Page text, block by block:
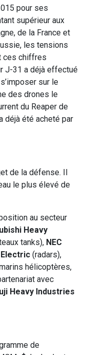
pour ses
supérieur aux
de la France et
les tensions
ces chiffres
J-31 a déjà effectué
sur le
des drones le
du Reaper de
déjà été acheté par
de la défense. Il
le plus élevé de
au secteur
Heavy
tanks), NEC
(radars),
hélicoptères,
avec
Heavy Industries
de